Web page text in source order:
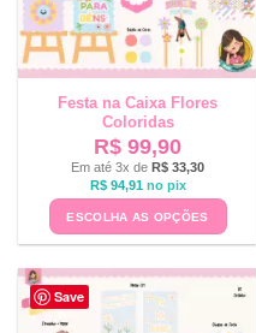
Festa na Caixa Flores
Coloridas
R$ 99,90
Em até 3x de R$ 33,30
R$94,91 no pix
ESCOLHA AS OPÇÕES
Save